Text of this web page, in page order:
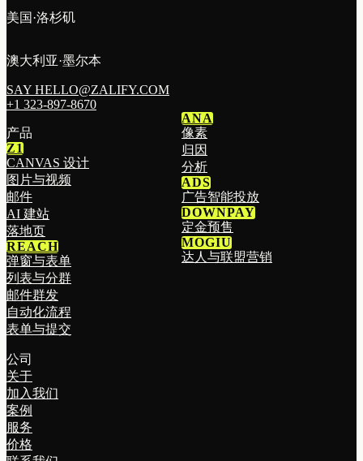
美国·洛杉矶
澳大利亚·墨尔本
SAY HELLO@ZALIFY.COM
+1 323-897-8670
产品
Z1
CANVAS 设计
图片与视频
邮件
AI 建站
落地页
REACH
弹窗与表单
列表与分群
邮件群发
自动化流程
表单与提交
ANA
像素
归因
分析
ADS
广告智能投放
DOWNPAY
定金预售
MOGIU
达人与联盟营销
公司
关于
加入我们
案例
服务
价格